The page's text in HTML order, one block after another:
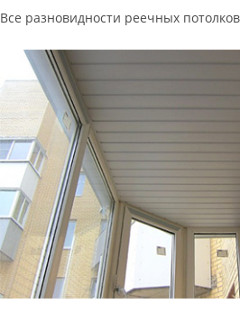
Все разновидности реечных